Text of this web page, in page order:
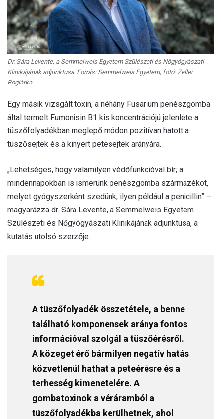
Dr. Sára Levente, a Semmelweis Egyetem Szülészeti és Nőgyógyászati
Klinikájának adjunktusa. Forrás: Semmelweis Egyetem, fotó: Zellei
Boglárka
Egy másik vizsgált toxin, a néhány Fusarium penészgomba
által termelt Fumonisin B1 kis koncentrációjú jelenléte a
tüszőfolyadékban meglepő módon pozitívan hatott a
tüszősejtek és a kinyert petesejtek arányára.
„Lehetséges, hogy valamilyen védőfunkcióval bír; a
mindennapokban is ismerünk penészgomba származékot,
melyet gyógyszerként szedünk, ilyen például a penicillin” –
magyarázza dr. Sára Levente, a Semmelweis Egyetem
Szülészeti és Nőgyógyászati Klinikájának adjunktusa, a
kutatás utolsó szerzője.
A tüszőfolyadék összetétele, a benne
található komponensek aránya fontos
információval szolgál a tüszőérésről.
A közeget érő bármilyen negatív hatás
közvetlenül hathat a peteérésre és a
terhesség kimenetelére. A
gombatoxinok a véráramból a
tüszőfolyadékba kerülhetnek, ahol